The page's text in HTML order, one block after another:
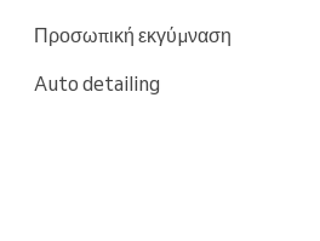
Προσωπική εκγύμναση
Auto detailing